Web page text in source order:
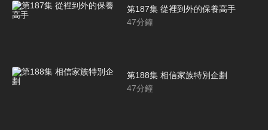
第187集 從裡到外的保養高手
47分鐘
第188集 相信家族特別企劃
47分鐘